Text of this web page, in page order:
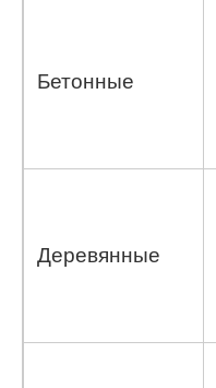
Бетонные
Деревянные